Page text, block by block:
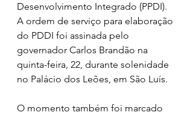
Desenvolvimento Integrado (PPDI).
A ordem de serviço para elaboração
do PDDI foi assinada pelo
governador Carlos Brandão na
quinta-feira, 22, durante solenidade
no Palácio dos Leões, em São Luís.
O momento também foi marcado